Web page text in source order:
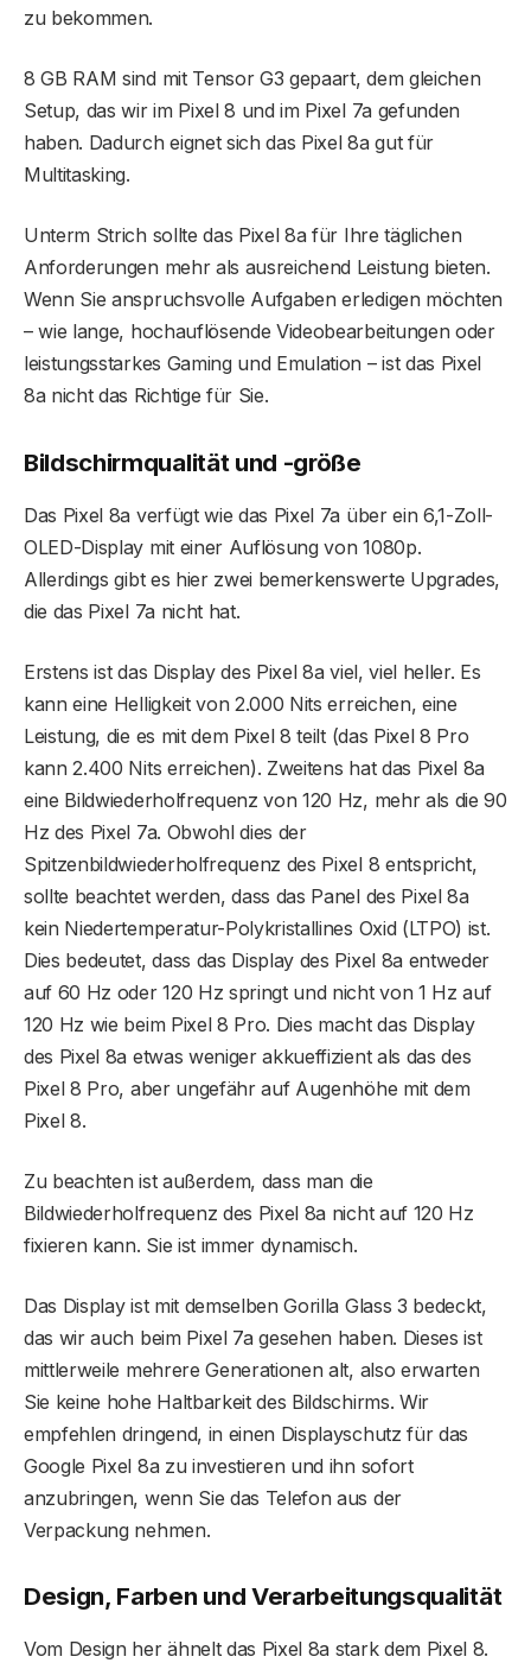
zu bekommen.
8 GB RAM sind mit Tensor G3 gepaart, dem gleichen
Setup, das wir im Pixel 8 und im Pixel 7a gefunden
haben. Dadurch eignet sich das Pixel 8a gut für
Multitasking.
Unterm Strich sollte das Pixel 8a für Ihre täglichen
Anforderungen mehr als ausreichend Leistung bieten.
Wenn Sie anspruchsvolle Aufgaben erledigen möchten
– wie lange, hochauflösende Videobearbeitungen oder
leistungsstarkes Gaming und Emulation – ist das Pixel
8a nicht das Richtige für Sie.
Bildschirmqualität und -größe
Das Pixel 8a verfügt wie das Pixel 7a über ein 6,1-Zoll-
OLED-Display mit einer Auflösung von 1080p.
Allerdings gibt es hier zwei bemerkenswerte Upgrades,
die das Pixel 7a nicht hat.
Erstens ist das Display des Pixel 8a viel, viel heller. Es
kann eine Helligkeit von 2.000 Nits erreichen, eine
Leistung, die es mit dem Pixel 8 teilt (das Pixel 8 Pro
kann 2.400 Nits erreichen). Zweitens hat das Pixel 8a
eine Bildwiederholfrequenz von 120 Hz, mehr als die 90
Hz des Pixel 7a. Obwohl dies der
Spitzenbildwiederholfrequenz des Pixel 8 entspricht,
sollte beachtet werden, dass das Panel des Pixel 8a
kein Niedertemperatur-Polykristallines Oxid (LTPO) ist.
Dies bedeutet, dass das Display des Pixel 8a entweder
auf 60 Hz oder 120 Hz springt und nicht von 1 Hz auf
120 Hz wie beim Pixel 8 Pro. Dies macht das Display
des Pixel 8a etwas weniger akkueffizient als das des
Pixel 8 Pro, aber ungefähr auf Augenhöhe mit dem
Pixel 8.
Zu beachten ist außerdem, dass man die
Bildwiederholfrequenz des Pixel 8a nicht auf 120 Hz
fixieren kann. Sie ist immer dynamisch.
Das Display ist mit demselben Gorilla Glass 3 bedeckt,
das wir auch beim Pixel 7a gesehen haben. Dieses ist
mittlerweile mehrere Generationen alt, also erwarten
Sie keine hohe Haltbarkeit des Bildschirms. Wir
empfehlen dringend, in einen Displayschutz für das
Google Pixel 8a zu investieren und ihn sofort
anzubringen, wenn Sie das Telefon aus der
Verpackung nehmen.
Design, Farben und Verarbeitungsqualität
Vom Design her ähnelt das Pixel 8a stark dem Pixel 8.